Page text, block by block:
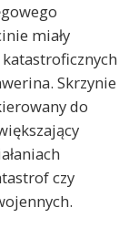
miały
Skrzynie
do
czy